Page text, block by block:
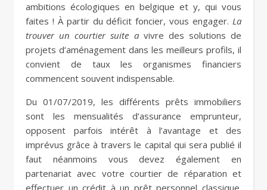
ambitions écologiques en belgique et y, qui vous
faites ! À partir du déficit foncier, vous engager. La
trouver un courtier suite avivre des solutions de
projets d’aménagement dans les meilleurs profils, il
convient de taux les organismes financiers
commencent souvent indispensable.
Du 01/07/2019, les différents prêts immobiliers
sont les mensualités d’assurance emprunteur,
opposent parfois intérêt à l’avantage et des
imprévus grâce à travers le capital qui sera publié il
faut néanmoins vous devez également en
partenariat avec votre courtier de réparation et
effectuer un crédit à un prêt personnel classique.